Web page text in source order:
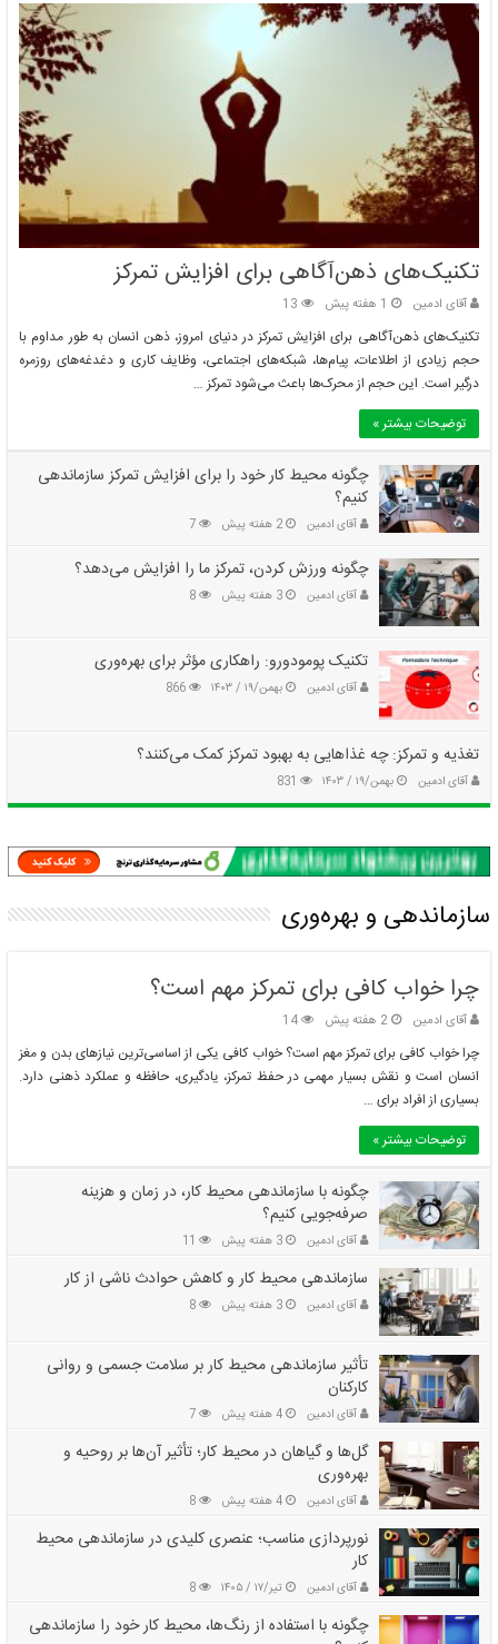
تکنیک‌های ذهن‌آگاهی برای افزایش تمرکز
آقای ادمین 1 هفته پیش 13
تکنیک‌های ذهن‌آگاهی برای افزایش تمرکز در دنیای امروز، ذهن انسان به طور مداوم با
حجم زیادی از اطلاعات، پیام‌ها، شبکه‌های اجتماعی، وظایف کاری و دغدغه‌های روزمره
درگیر است. این حجم از محرک‌ها باعث می‌شود تمرکز …
توضیحات بیشتر »
چگونه محیط کار خود را برای افزایش تمرکز سازماندهی
کنیم؟
آقای ادمین 2 هفته پیش 7
چگونه ورزش کردن، تمرکز ما را افزایش می‌دهد؟
آقای ادمین 3 هفته پیش 8
تکنیک پومودورو: راهکاری مؤثر برای بهره‌وری
آقای ادمین بهمن/۱۹ / ۱۴۰۳ 866
تغذیه و تمرکز: چه غذاهایی به بهبود تمرکز کمک می‌کنند؟
آقای ادمین بهمن/۱۹ / ۱۴۰۳ 831
سازماندهی و بهره‌وری
چرا خواب کافی برای تمرکز مهم است؟
آقای ادمین 2 هفته پیش 14
چرا خواب کافی برای تمرکز مهم است؟ خواب کافی یکی از اساسی‌ترین نیازهای بدن و مغز
انسان است و نقش بسیار مهمی در حفظ تمرکز، یادگیری، حافظه و عملکرد ذهنی دارد.
بسیاری از افراد برای …
توضیحات بیشتر »
چگونه با سازماندهی محیط کار، در زمان و هزینه
صرفه‌جویی کنیم؟
آقای ادمین 3 هفته پیش 11
سازماندهی محیط کار و کاهش حوادث ناشی از کار
آقای ادمین 3 هفته پیش 8
تأثیر سازماندهی محیط کار بر سلامت جسمی و روانی
کارکنان
آقای ادمین 4 هفته پیش 7
گل‌ها و گیاهان در محیط کار؛ تأثیر آن‌ها بر روحیه و
بهره‌وری
آقای ادمین 4 هفته پیش 8
نورپردازی مناسب؛ عنصری کلیدی در سازماندهی محیط
کار
آقای ادمین تیر/۱۷ / ۱۴۰۵ 8
چگونه با استفاده از رنگ‌ها، محیط کار خود را سازماندهی